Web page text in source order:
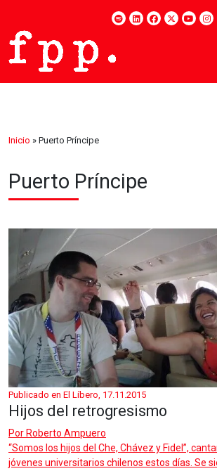
Inicio » Puerto Príncipe
Puerto Príncipe
Publicado en El Líbero, 17.11.2015
Hijos del retrogresismo
Por Roberto Ampuero
“Somos los hijos del Che, Chávez y Fidel”,
jóvenes universitarios chilenos estos días. Se